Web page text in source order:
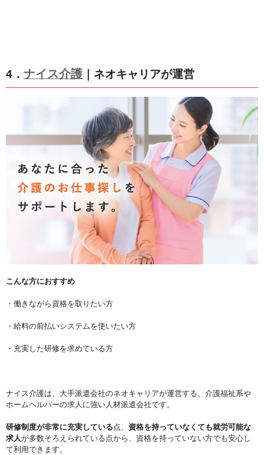
4． ナイス介護 ｜ネオキャリアが運営
こんな方におすすめ
・働きながら資格を取りたい方
・給料の前払いシステムを使いたい方
・充実した研修を求めている方
ナイス介護は、大手派遣会社のネオキャリアが運営する、介護福祉系や
ホームヘルパーの求人に強い人材派遣会社です。
研修制度が非常に充実している点、 資格を持っていなくても就労可能な
求人が多数そろえられている点から、資格を持っていない方でも安心し
て利用できます。